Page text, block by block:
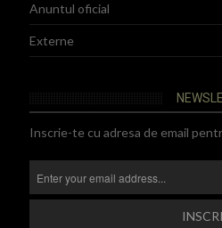
Anuntul oficial
Externe
Inscrie-te cu adresa de email